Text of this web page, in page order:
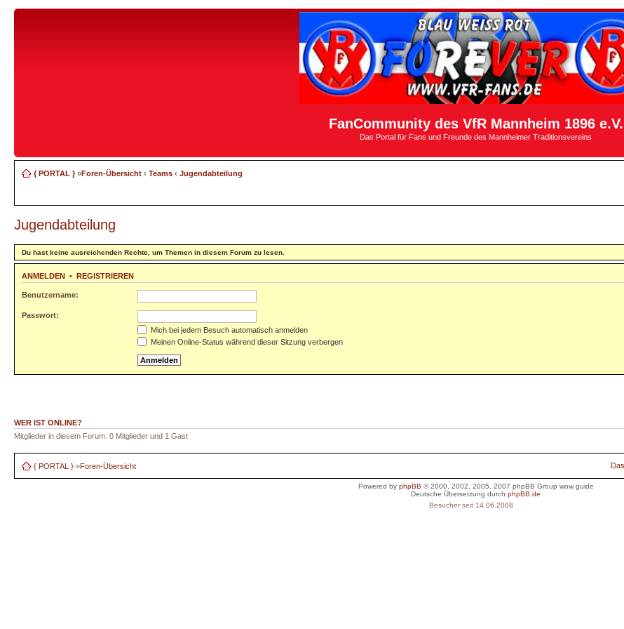
FanCommunity des VfR Mannheim 1896 e.V.
Das Portal für Fans und Freunde des Mannheimer Traditionsvereins
{ PORTAL }»Foren-Übersicht ‹ Teams ‹ Jugendabteilung
Jugendabteilung
Du hast keine ausreichenden Rechte, um Themen in diesem Forum zu lesen.
ANMELDEN • REGISTRIEREN
Benutzername:
Passwort:
Mich bei jedem Besuch automatisch anmelden
Meinen Online-Status während dieser Sitzung verbergen
WER IST ONLINE?
Mitglieder in diesem Forum: 0 Mitglieder und 1 Gast
{ PORTAL } »Foren-Übersicht
Powered by phpBB © 2000, 2002, 2005, 2007 phpBB Group wow guide
Deutsche Übersetzung durchphpBB.de
Besucher seit 14.06.2008